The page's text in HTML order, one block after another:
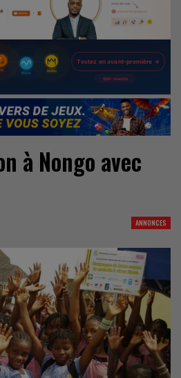
à Nongo avec
ANNONCES